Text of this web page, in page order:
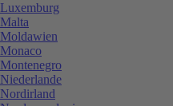
Luxemburg
Malta
Moldawien
Monaco
Montenegro
Niederlande
Nordirland